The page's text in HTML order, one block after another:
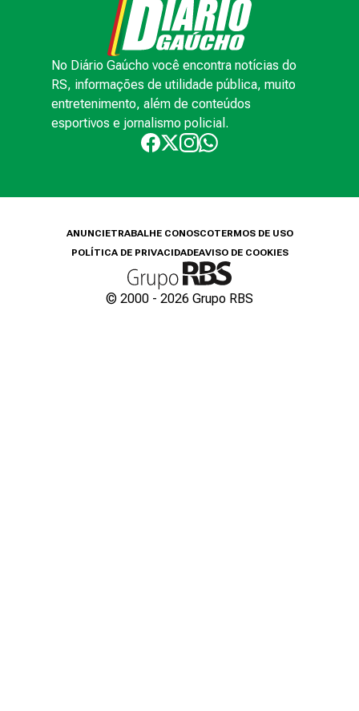
No Diário Gaúcho você encontra notícias do
RS, informações de utilidade pública, muito
entretenimento, além de conteúdos
esportivos e jornalismo policial.
ANUNCIETRABALHE CONOSCOTERMOS DE USO
POLÍTICA DE PRIVACIDADEAVISO DE COOKIES
© 2000 - 2026 Grupo RBS